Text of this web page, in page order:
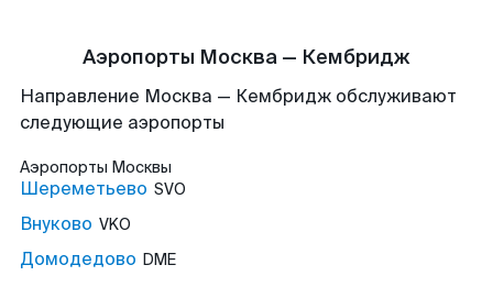
Аэропорты Москва — Кембридж
Направление Москва — Кембридж обслуживают
следующие аэропорты
Аэропорты Москвы
Шереметьево SVO
Внуково VKO
Домодедово DME